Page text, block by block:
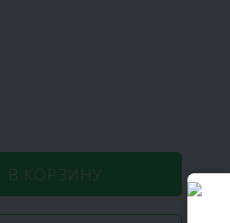
В КОРЗИНУ